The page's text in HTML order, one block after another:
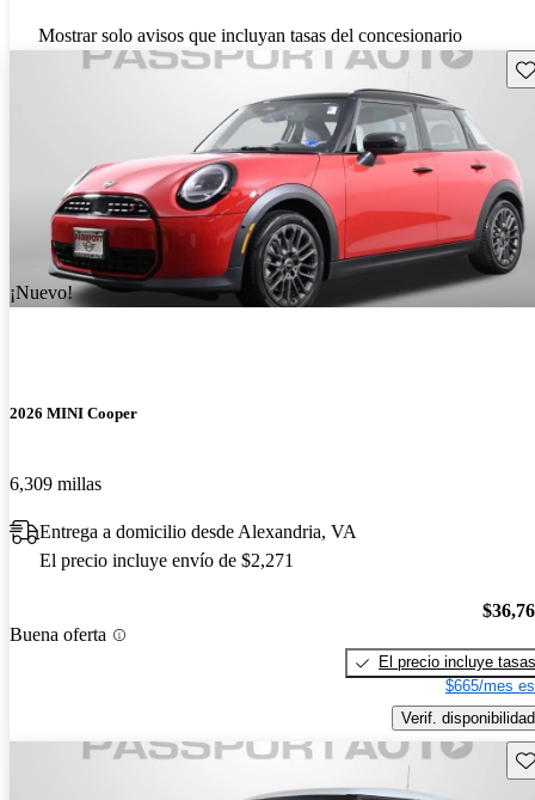
Mostrar solo avisos que incluyan tasas del concesionario
¡Nuevo!
2026 MINI Cooper
6,309 millas
Entrega a domicilio desde Alexandria, VA
El precio incluye envío de $2,271
Buena oferta
El precio incluye tasas
$665/mes
Verif. disponibilidad